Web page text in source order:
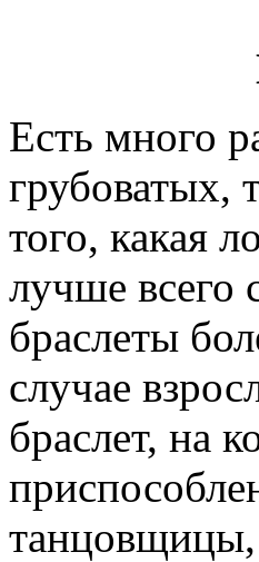
Есть много
грубоватых,
того, какая
лучше всего
браслеты
случае
браслет, на